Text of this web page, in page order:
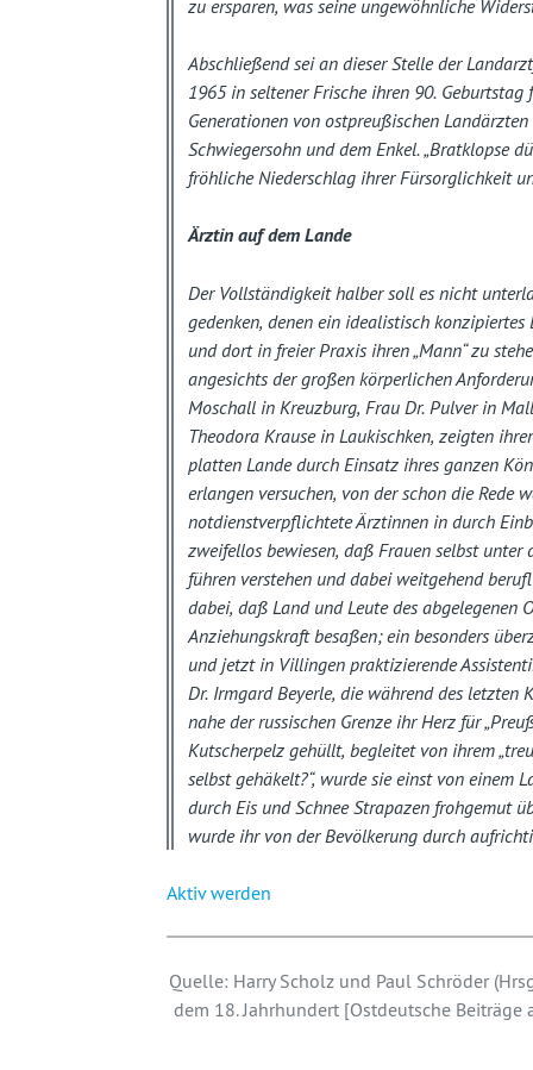
zu ersparen, was seine ungewöhnliche
Abschließend sei an dieser Stelle der
1965 in seltener Frische ihren 90.
Generationen von ostpreußischen
Schwiegersohn und dem Enkel. „Bratklopse
fröhliche Niederschlag ihrer Fürsorglichkeit
Ärztin auf dem Lande
Der Vollständigkeit halber soll es nicht
gedenken, denen ein idealistisch
und dort in freier Praxis ihren „Mann“ zu
angesichts der großen körperlichen
Moschall in Kreuzburg, Frau Dr. Pulver in
Theodora Krause in Laukischken, zeigten
platten Lande durch Einsatz ihres ganzen
erlangen versuchen, von der schon die Rede
notdienstverpflichtete Ärztinnen in durch
zweifellos bewiesen, daß Frauen selbst
führen verstehen und dabei weitgehend
dabei, daß Land und Leute des
Anziehungskraft besaßen; ein besonders
und jetzt in Villingen praktizierende
Dr. Irmgard Beyerle, die während des letzten
nahe der russischen Grenze ihr Herz für
Kutscherpelz gehüllt, begleitet von ihrem
selbst gehäkelt?“, wurde sie einst von einem
durch Eis und Schnee Strapazen frohgemut
wurde ihr von der Bevölkerung durch
Aktiv werden
Quelle: Harry Scholz und Paul Schröder
dem 18. Jahrhundert [Ostdeutsche Beiträge